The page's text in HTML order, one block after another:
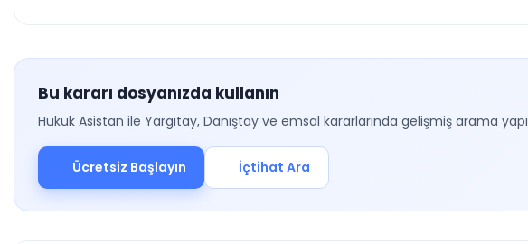
Bu kararı dosyanızda kullanın
Hukuk Asistan ile Yargıtay, Danıştay ve emsal kararlarında gelişmiş arama
Ücretsiz Başlayın İçtihat Ara